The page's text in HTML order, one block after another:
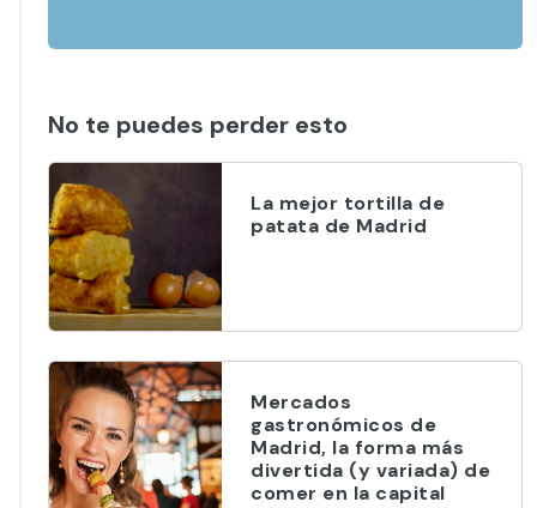
No te puedes perder esto
La mejor tortilla de
patata de Madrid
Mercados
gastronómicos de
Madrid, la forma más
divertida (y variada) de
comer en la capital